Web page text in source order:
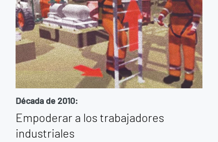
Década de 2010:
Empoderar a los trabajadores
industriales